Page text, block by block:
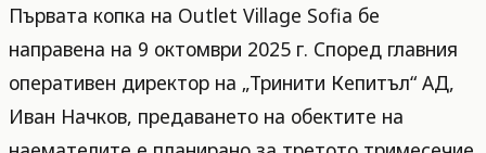
Първата копка на Outlet Village Sofia бе
направена на 9 октомври 2025 г. Според главния
оперативен директор на „Тринити Кепитъл“ АД,
Иван Начков, предаването на обектите на